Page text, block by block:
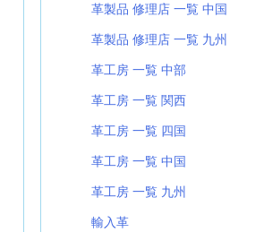
革製品 修理店 一覧 中国
革製品 修理店 一覧 九州
革工房 一覧 中部
革工房 一覧 関西
革工房 一覧 四国
革工房 一覧 中国
革工房 一覧 九州
輸入革